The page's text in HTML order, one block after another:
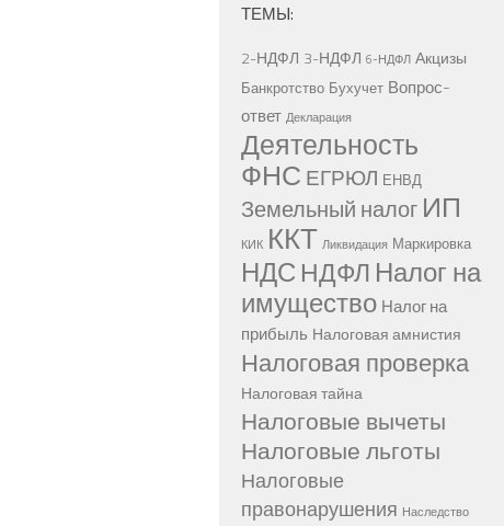
ТЕМЫ:
2-НДФЛ 3-НДФЛ 6-НДФЛ Акцизы
Банкротство Бухучет Вопрос-
ответ Декларация
Деятельность
ФНС ЕГРЮЛ ЕНВД
Земельный налог ИП
КИК ККТ Ликвидация Маркировка
НДС НДФЛ Налог на
имущество Налог на
прибыль Налоговая амнистия
Налоговая проверка
Налоговая тайна
Налоговые вычеты
Налоговые льготы
Налоговые
правонарушения Наследство